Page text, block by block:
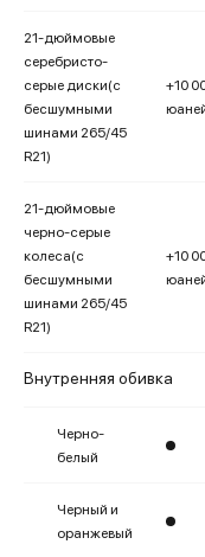
21-дюймовые
серебристо-
серые диски(с
бесшумными
шинами 265/45
R21)
+10
21-дюймовые
черно-серые
колеса(с
бесшумными
шинами 265/45
R21)
+10
Внутренняя обивка
Черно-
белый
Черный и
оранжевый